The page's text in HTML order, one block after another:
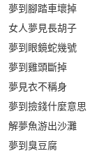
夢到腳踏車壞掉
女人夢見長胡子
夢到眼鏡蛇幾號
夢到雞頭斷掉
夢見衣不稱身
夢到撿錢什麼意思
解夢魚游出沙灘
夢到臭豆腐